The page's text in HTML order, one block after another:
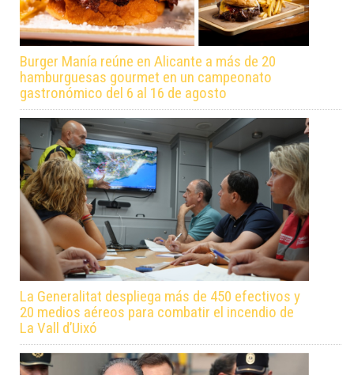
Burger Manía reúne en Alicante a más de 20
hamburguesas gourmet en un campeonato
gastronómico del 6 al 16 de agosto
La Generalitat despliega más de 450 efectivos y
20 medios aéreos para combatir el incendio de
La Vall d’Uixó